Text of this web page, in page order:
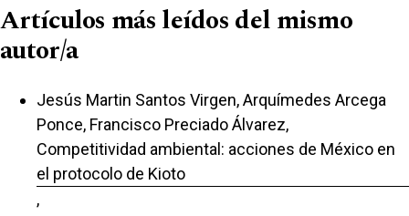
Artículos más leídos del mismo
autor/a
Jesús Martin Santos Virgen, Arquímedes Arcega
Ponce, Francisco Preciado Álvarez,
Competitividad ambiental: acciones de México en
el protocolo de Kioto
,